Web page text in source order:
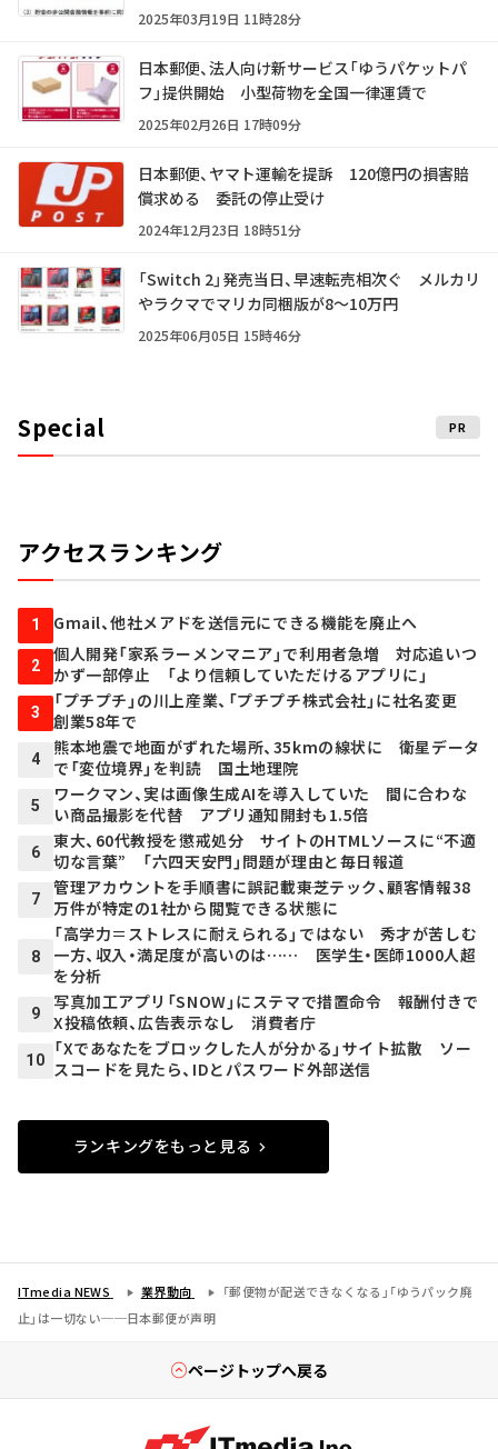
2025年03月19日 11時28分
日本郵便、法人向け新サービス「ゆうパケットパ
フ」提供開始 小型荷物を全国一律運賃で
2025年02月26日 17時09分
日本郵便、ヤマト運輸を提訴 120億円の損害賠
償求める 委託の停止受け
2024年12月23日 18時51分
「Switch 2」発売当日、早速転売相次ぐ メルカリ
やラクマでマリカ同梱版が8～10万円
2025年06月05日 15時46分
Special PR
アクセスランキング
1 Gmail、他社メアドを送信元にできる機能を廃止へ
2
個人開発「家系ラーメンマニア」で利用者急増 対応追いつ
かず一部停止 「より信頼していただけるアプリに」
3
「プチプチ」の川上産業、「プチプチ株式会社」に社名変更
創業58年で
4
熊本地震で地面がずれた場所、35kmの線状に 衛星データ
で「変位境界」を判読 国土地理院
5
ワークマン、実は画像生成AIを導入していた 間に合わな
い商品撮影を代替 アプリ通知開封も1.5倍
6
東大、60代教授を懲戒処分 サイトのHTMLソースに“不適
切な言葉” 「六四天安門」問題が理由と毎日報道
7
管理アカウントを手順書に誤記載――東芝テック、顧客情報38
万件が特定の1社から閲覧できる状態に
8
「高学力＝ストレスに耐えられる」ではない 秀才が苦しむ
一方、収入・満足度が高いのは…… 医学生・医師1000人超
を分析
9
写真加工アプリ「SNOW」にステマで措置命令 報酬付きで
X投稿依頼、広告表示なし 消費者庁
10
「Xであなたをブロックした人が分かる」サイト拡散 ソー
スコードを見たら、IDとパスワード外部送信
ランキングをもっと見る
ITmedia NEWS 業界動向
「郵便物が配送できなくなる」「ゆうパック廃
止」は一切ない──日本郵便が声明
ページトップへ戻る